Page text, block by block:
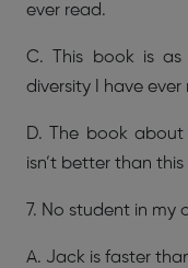
ever read.
C. This book is
diversity I have ever
D. The book
isn’t better than this
7. No student in my
A. Jack is faster